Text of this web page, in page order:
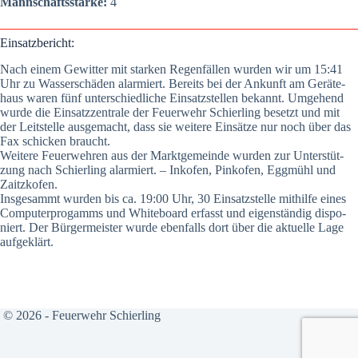
Ein­satz­be­richt:
Nach einem Gewit­ter mit star­ken Regen­fäl­len wur­den wir um 15:41
Uhr zu Was­ser­schä­den alar­miert. Bereits bei der Ankunft am Gerä­te­
haus waren fünf unter­schied­li­che Ein­satz­stel­len bekannt. Umge­hend
wur­de die Ein­satz­zen­tra­le der Feu­er­wehr Schier­ling besetzt und mit
der Leit­stel­le aus­ge­macht, dass sie wei­te­re Ein­sät­ze nur noch über das
Fax schi­cken braucht.
Wei­te­re Feu­er­weh­ren aus der Markt­ge­mein­de wur­den zur Unter­stüt­
zung nach Schier­ling alar­miert. – Inkofen, Pin­kofen, Egg­mühl und
Zaitz­kofen.
Ins­ge­sammt wur­den bis ca. 19:00 Uhr, 30 Ein­satz­stel­le mit­hil­fe eines
Com­pu­ter­pro­gamms und White­board erfasst und eigen­stän­dig dis­po­
niert. Der Bür­ger­meis­ter wur­de eben­falls dort über die aktu­el­le Lage
auf­ge­klärt.
© 2026 - Feuerwehr Schierling